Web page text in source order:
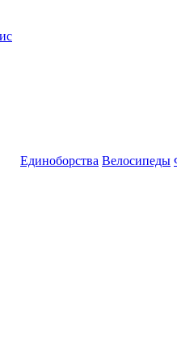
Единоборства Велосипеды